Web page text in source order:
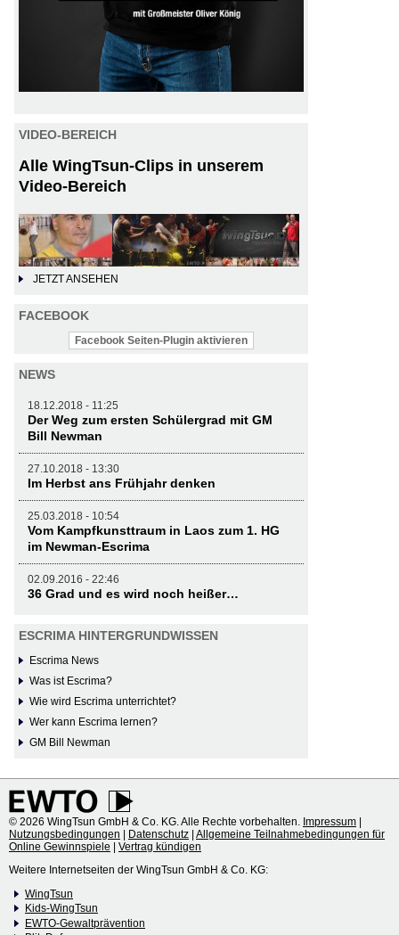
VIDEO-BEREICH
Alle WingTsun-Clips in unserem
Video-Bereich
JETZT ANSEHEN
FACEBOOK
Facebook Seiten-Plugin aktivieren
NEWS
18.12.2018 - 11:25
Der Weg zum ersten Schülergrad mit GM
Bill Newman
27.10.2018 - 13:30
Im Herbst ans Frühjahr denken
25.03.2018 - 10:54
Vom Kampfkunsttraum in Laos zum 1. HG
im Newman-Escrima
02.09.2016 - 22:46
36 Grad und es wird noch heißer…
ESCRIMA HINTERGRUNDWISSEN
Escrima News
Was ist Escrima?
Wie wird Escrima unterrichtet?
Wer kann Escrima lernen?
GM Bill Newman
© 2026 WingTsun GmbH & Co. KG. Alle Rechte vorbehalten. Impressum
Nutzungsbedingungen
Datenschutz Allgemeine Teilnahmebedingungen für
Online Gewinnspiele
Vertrag kündigen
Weitere Internetseiten der WingTsun GmbH & Co. KG:
WingTsun
Kids-WingTsun
EWTO-Gewaltprävention